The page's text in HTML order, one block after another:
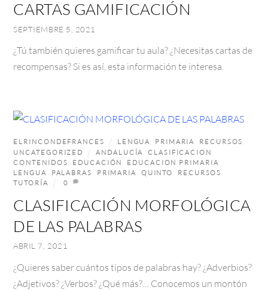
SEPTIEMBRE 5, 2021
CARTAS GAMIFICACIÓN
¿Tú también quieres gamificar tu aula? ¿Necesitas cartas de
recompensas? Si es así, esta información te interesa.
ABRIL 7, 2021
CLASIFICACIÓN MORFOLÓGICA
DE LAS PALABRAS
ELRINCONDEFRANCES LENGUA PRIMARIA RECURSOS
UNCATEGORIZED
ANDALUCÍA ,CLASIFICACION
CONTENIDOS
EDUCACIÓN EDUCACION PRIMARIA
LENGUA
PALABRAS PRIMARIA QUINTO RECURSOS
TUTORÍA
0
¿Quieres saber cuántos tipos de palabras hay? ¿Adverbios?
¿Adjetivos? ¿Verbos? ¿Qué más?… Conocemos un montón